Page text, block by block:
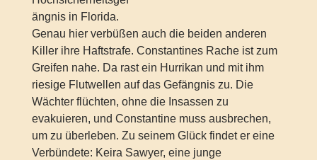
ängnis in Florida.
Genau hier verbüßen auch die beiden anderen
Killer ihre Haftstrafe. Constantines Rache ist zum
Greifen nahe. Da rast ein Hurrikan und mit ihm
riesige Flutwellen auf das Gefängnis zu. Die
Wächter flüchten, ohne die Insassen zu
evakuieren, und Constantine muss ausbrechen,
um zu überleben. Zu seinem Glück findet er eine
Verbündete: Keira Sawyer, eine junge